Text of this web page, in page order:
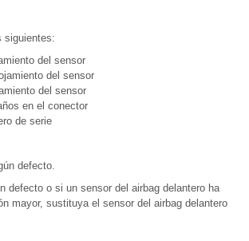
siguientes:
del sensor
del sensor
del sensor
en el conector
de serie
defecto.
defecto o si un sensor del airbag delantero ha
mayor, sustituya el sensor del airbag delantero